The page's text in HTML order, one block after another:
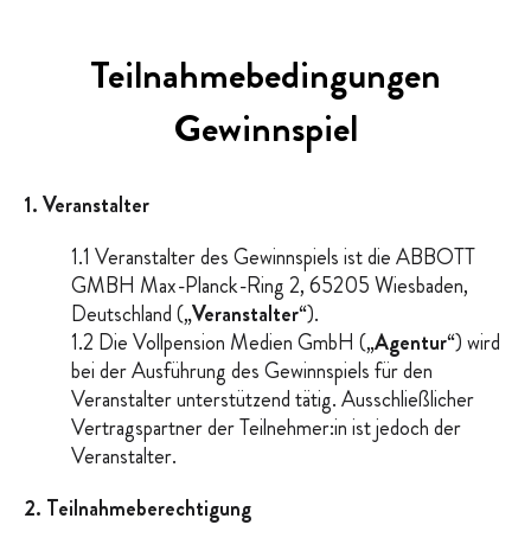
Teilnahmebedingungen
Gewinnspiel
1. Veranstalter
1.1 Veranstalter des Gewinnspiels ist die ABBOTT
GMBH Max-Planck-Ring 2, 65205 Wiesbaden,
Deutschland („Veranstalter“).
1.2 Die Vollpension Medien GmbH („Agentur“) wird
bei der Ausführung des Gewinnspiels für den
Veranstalter unterstützend tätig. Ausschließlicher
Vertragspartner der Teilnehmer:in ist jedoch der
Veranstalter.
2. Teilnahmeberechtigung